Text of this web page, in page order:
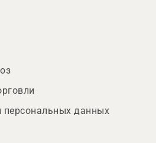
персональных данных